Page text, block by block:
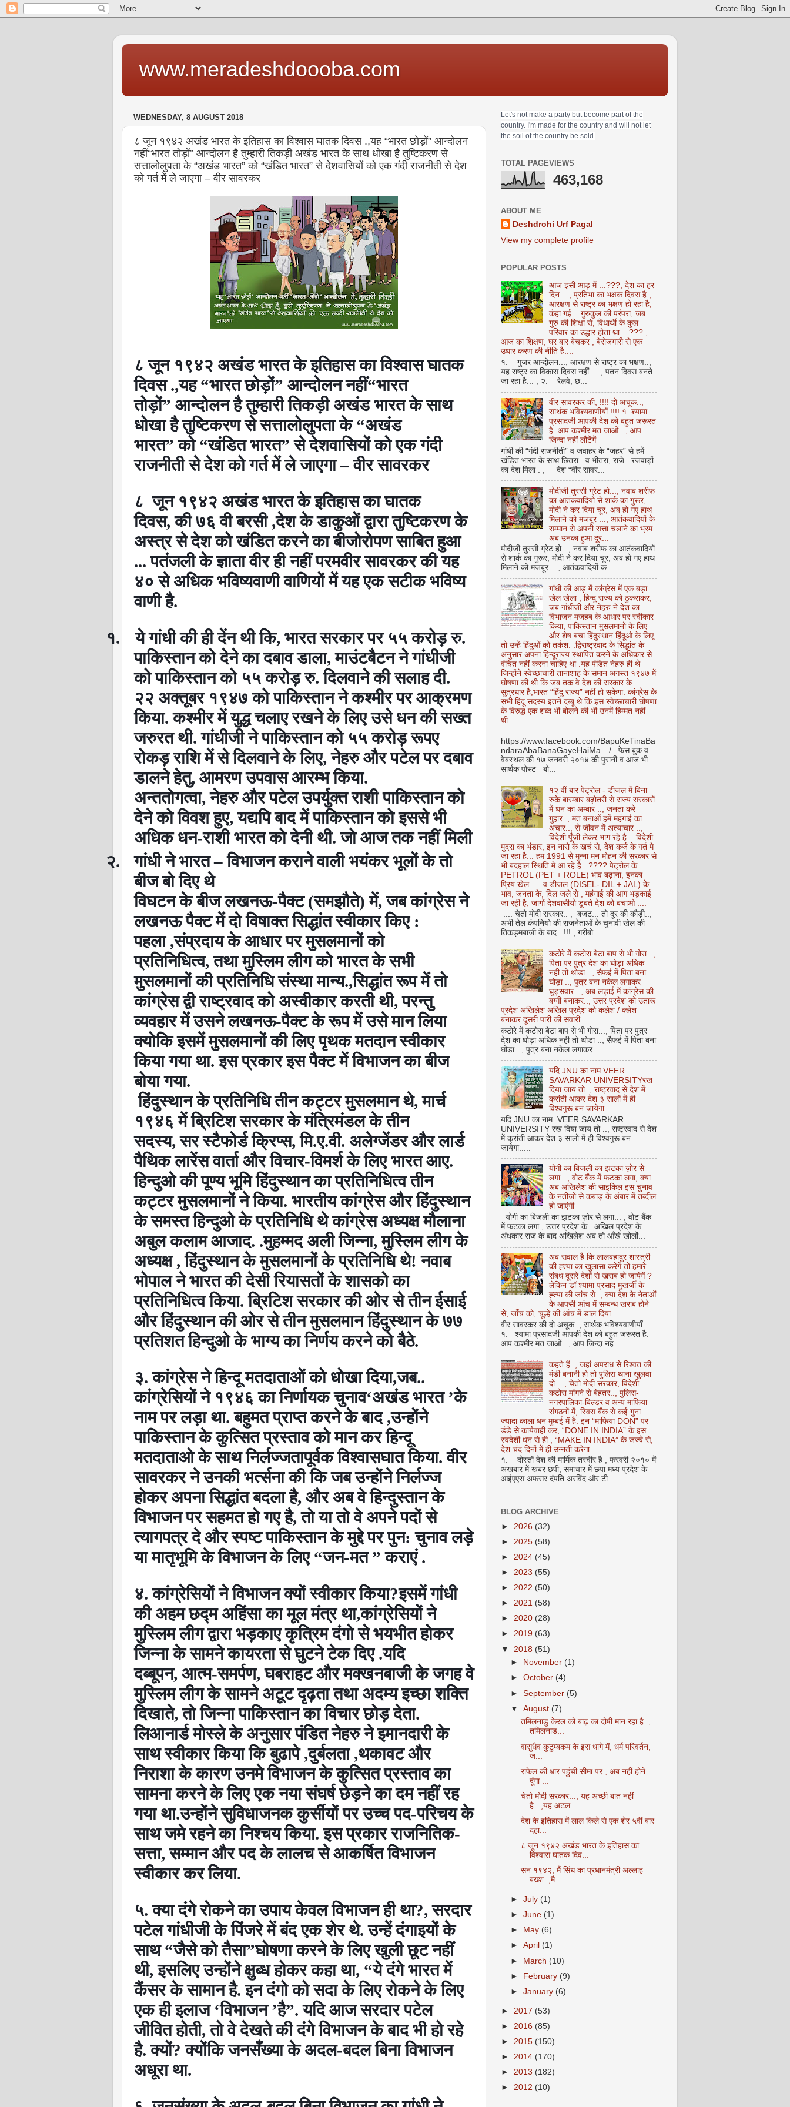
www.meradeshdoooba.com
WEDNESDAY, 8 AUGUST 2018
८ जून १९४२ अखंड भारत के इतिहास का विश्वास घातक दिवस .,यह “भारत छोड़ों” आन्दोलन
नहीं“भारत तोड़ों” आन्दोलन है तुम्हारी तिकड़ी अखंड भारत के साथ धोखा है तुष्टिकरण से
सत्तालोलुपता के “अखंड भारत” को “खंडित भारत” से देशवासियों को एक गंदी राजनीती से देश
को गर्त में ले जाएगा – वीर सावरकर
८ जून १९४२ अखंड भारत के इतिहास का विश्वास घातक
दिवस .,यह“भारत छोड़ों” आन्दोलन नहीं“भारत
तोड़ों” आन्दोलन है तुम्हारी तिकड़ी अखंड भारत के साथ
धोखा है तुष्टिकरण से सत्तालोलुपता के“अखंड
भारत”को“खंडित भारत”से देशवासियों को एक गंदी
राजनीती से देश को गर्त में ले जाएगा–वीर सावरकर
८ जून १९४२ अखंड भारत के इतिहास का घातक
दिवस,की ७६ वी बरसी,देश के डाकुओं द्वारा तुष्टिकरण के
अस्त्र से देश को खंडित करने का बीजोरोपण साबित हुआ
... पतंजली के ज्ञाता वीर ही नहीं परमवीर सावरकर की यह
४० से अधिक भविष्यवाणी वाणियों में यह एक सटीक भविष्य
वाणी है.
१.
ये गांधी की ही देंन थी कि, भारत सरकार पर ५५ करोड़ रु.
पाकिस्तान को देने का दबाव डाला,माउंटबैटन ने गांधीजी
को पाकिस्तान को ५५ करोड़ रु. दिलवाने की सलाह दी.
२२ अक्तूबर १९४७ को पाकिस्तान ने कश्मीर पर आक्रमण
किया. कश्मीर में युद्ध चलाए रखने के लिए उसे धन की सख्त
जरुरत थी. गांधीजी ने पाकिस्तान को ५५ करोड़ रूपए
रोकड़ राशि में से दिलवाने के लिए,नेहरु और पटेल पर दबाव
डालने हेतु, आमरण उपवास आरम्भ किया.
अन्ततोगत्वा,नेहरु और पटेल उपर्युक्त राशी पाकिस्तान को
देने को विवश हुए,यद्यपि बाद में पाकिस्तान को इससे भी
अधिक धन-राशी भारत को देनी थी. जो आज तक नहीं मिली
२.
गांधी ने भारत–विभाजन कराने वाली भयंकर भूलों के तो
बीज बो दिए थे
विघटन के बीज लखनऊ-पैक्ट (समझौते) में,जब कांग्रेस ने
लखनऊ पैक्ट में दो विषाक्त सिद्धांत स्वीकार किए :
पहला,संप्रदाय के आधार पर मुसलमानों को
प्रतिनिधित्व,तथा मुस्लिम लीग को भारत के सभी
मुसलमानों की प्रतिनिधि संस्था मान्य.,सिद्धांत रूप में तो
कांग्रेस द्वी राष्ट्रवाद को अस्वीकार करती थी,परन्तु
व्यवहार में उसने लखनऊ-पैक्ट के रूप में उसे मान लिया
क्योकि इसमें मुसलमानों की लिए पृथक मतदान स्वीकार
किया गया था. इस प्रकार इस पैक्ट में विभाजन का बीज
बोया गया.
हिंदुस्थान के प्रतिनिधि तीन कट्टर मुसलमान थे,मार्च
१९४६ में ब्रिटिश सरकार के मंत्रिमंडल के तीन
सदस्य,सर स्टैफोर्ड क्रिप्स,मि.ए.वी. अलेग्जेंडर और लार्ड
पैथिक लारेंस वार्ता और विचार-विमर्श के लिए भारत आए.
हिन्दुओ की पूण्य भूमि हिंदुस्थान का प्रतिनिधित्व तीन
कट्टर मुसलमानों ने किया. भारतीय कांग्रेस और हिंदुस्थान
के समस्त हिन्दुओ के प्रतिनिधि थे कांग्रेस अध्यक्ष मौलाना
अबुल कलाम आजाद. .मुहम्मद अली जिन्ना,मुस्लिम लीग के
अध्यक्ष,हिंदुस्थान के मुसलमानों के प्रतिनिधि थे! नवाब
भोपाल ने भारत की देसी रियासतों के शासको का
प्रतिनिधित्व किया. ब्रिटिश सरकार की ओर से तीन ईसाई
और हिंदुस्थान की ओर से तीन मुसलमान हिंदुस्थान के ७७
प्रतिशत हिन्दुओ के भाग्य का निर्णय करने को बैठे.
३. कांग्रेस ने हिन्दू मतदाताओं को धोखा दिया,जब..
कांग्रेसियों ने १९४६ का निर्णायक चुनाव‘अखंड भारत’के
नाम पर लड़ा था. बहुमत प्राप्त करने के बाद,उन्होंने
पाकिस्तान के कुत्सित प्रस्ताव को मान कर हिन्दू
मतदाताओ के साथ निर्लज्जतापूर्वक विश्वासघात किया. वीर
सावरकर ने उनकी भर्त्सना की कि जब उन्होंने निर्लज्ज
होकर अपना सिद्धांत बदला है, और अब वे हिन्दुस्तान के
विभाजन पर सहमत हो गए है,तो या तो वे अपने पदों से
त्यागपत्र दे और स्पष्ट पाकिस्तान के मुद्दे पर पुन: चुनाव लड़े
या मातृभूमि के विभाजन के लिए“जन-मत”कराएं .
४. कांग्रेसियों ने विभाजन क्यों स्वीकार किया?इसमें गांधी
की अहम छद्म अहिंसा का मूल मंत्र था,कांग्रेसियों ने
मुस्लिम लीग द्वारा भड़काए कृत्रिम दंगो से भयभीत होकर
जिन्ना के सामने कायरता से घुटने टेक दिए .यदि
दब्बूपन, आत्म-समर्पण,घबराहट और मक्खनबाजी के जगह वे
मुस्लिम लीग के सामने अटूट दृढ़ता तथा अदम्य इच्छा शक्ति
दिखाते,तो जिन्ना पाकिस्तान का विचार छोड़ देता.
लिआनार्ड मोस्ले के अनुसार पंडित नेहरु ने इमानदारी के
साथ स्वीकार किया कि बुढापे,दुर्बलता,थकावट और
निराशा के कारण उनमे विभाजन के कुत्सित प्रस्ताव का
सामना करने के लिए एक नया संघर्ष छेड़ने का दम नहीं रह
गया था.उन्होंने सुविधाजनक कुर्सीयों पर उच्च पद-परिचय के
साथ जमे रहने का निश्चय किया. इस प्रकार राजनितिक-
सत्ता,सम्मान और पद के लालच से आकर्षित विभाजन
स्वीकार कर लिया.
५. क्या दंगे रोकने का उपाय केवल विभाजन ही था?,सरदार
पटेल गांधीजी के पिंजरे में बंद एक शेर थे. उन्हें दंगाइयों के
साथ“जैसे को तैसा”घोषणा करने के लिए खुली छूट नहीं
थी,इसलिए उन्होंने क्षुब्ध होकर कहा था, “ये दंगे भारत में
कैंसर के सामान है. इन दंगो को सदा के लिए रोकने के लिए
एक ही इलाज‘विभाजन’है”.यदि आज सरदार पटेल
जीवित होती,तो वे देखते की दंगे विभाजन के बाद भी हो रहे
है. क्यों?क्योंकि जनसँख्या के अदल-बदल बिना विभाजन
अधूरा था.
Let's not make a party but become part of the
country. I'm made for the country and will not let
the soil of the country be sold.
TOTAL PAGEVIEWS
463,168
ABOUT ME
Deshdrohi Urf Pagal
View my complete profile
POPULAR POSTS
आज इसी आड़ में ...???, देश का हर
दिन ..., प्रतिभा का भक्षक दिवस है ,
आरक्षण से राष्ट्र का भक्षण हो रहा है,
कंहा गई... गुरुकुल की परंपरा, जब
गुरु की शिक्षा से, विधार्थी के कुल
परिवार का उद्धार होता था ...??? ,
आज का शिक्षण, घर बार बेचकर , बेरोजगारी से एक
उधार करण की नीति है....
१. गुजर आन्दोलन..., आरक्षण से राष्ट्र का भक्षण..,
यह राष्ट्र का विकास दिवस नहीं ... , पतन दिवस बनते
जा रहा है... , २. रेलवे, छ...
वीर सावरकर की, !!!! दो अचूक..,
सार्थक भविश्यवाणीयाँ !!!! १. श्यामा
प्रसादजी आपकी देश को बहुत जरूरत
है. आप कश्मीर मत जाओं .., आप
जिन्दा नहीं लौटेंगें
गांधी की “गंदी राजनीती” व जवाहर के “जहर” से हमें
खंडित भारत के साथ छितरा– व भीतरा, राजे –रजवाड़ों
का देश मिला . , देश “वीर सावर...
मोदीजी तुस्सी ग्रेट हो..., नवाब शरीफ
का आतंकवादियों से शार्क का गुरूर,
मोदी ने कर दिया चूर, अब हो गए हाथ
मिलाने को मजबूर ..., आतंकवादियों के
सम्मान से अपनी सत्ता चलाने का भ्रम
अब उनका हुआ दूर...
मोदीजी तुस्सी ग्रेट हो..., नवाब शरीफ का आतंकवादियों
से शार्क का गुरूर, मोदी ने कर दिया चूर, अब हो गए हाथ
मिलाने को मजबूर ..., आतंकवादियों क...
गांधी की आड़ में कांग्रेस में एक बड़ा
खेल खेला , हिन्दू राज्य को ठुकराकर,
जब गांधीजी और नेहरु ने देश का
विभाजन मजहब के आधार पर स्वीकार
किया, पाकिस्तान मुसलमानों के लिए
और शेष बचा हिंदुस्थान हिंदूओ के लिए,
तो उन्हें हिंदूओं को तर्कश: :द्विराष्ट्रवाद के सिद्धांत के
अनुसार अपना हिन्दूराज्य स्थापित करने के अधिकार से
वंचित नहीं करना चाहिए था .यह पंडित नेहरु ही थे
जिन्होंने स्वेच्छाचारी तानाशाह के समान अगस्त १९४७ में
घोषणा की थी कि जब तक वे देश की सरकार के
सूत्रधार है,भारत “हिंदू राज्य” नहीं हो सकेगा. कांग्रेस के
सभी हिंदू सदस्य इतने दब्बू थे कि इस स्वेच्छाचारी घोषणा
के विरुद्ध एक शब्द भी बोलने की भी उनमें हिम्मत नहीं
थी.
https://www.facebook.com/BapuKeTinaBa
ndaraAbaBanaGayeHaiMa…/ फेस बुक व
वेबस्थल की १७ जनवरी २०१४ की पुरानी व आज भी
सार्थक पोस्ट बो...
१२ वीं बार पेट्रोल - डीजल में बिना
रुके बारम्बार बढ़ोतरी से राज्य सरकारों
में धन का अम्बार .., जनता करे
गुहार.., मत बनाओं हमें महंगाई का
अचार.., से जीवन में अत्याचार ..,
विदेशी पूँजी लेकर भाग रहे है... विदेशी
मुद्रा का भंडार, इन नारो के खर्च से, देश कर्ज के गर्त मे
जा रहा है... हम 1991 से मुन्ना मन मोहन की सरकार से
भी बदहाल स्थिति मे आ रहे है...???? पेट्रोल के
PETROL (PET + ROLE) भाव बढ़ाना, इनका
प्रिय खेल .... व डीजल (DISEL- DIL + JAL) के
भाव, जनता के, दिल जले से , महंगाई की आग भड़काई
जा रही है, जागों देशवासीयो डूबते देश को बचाओ ....
.... चेतो मोदी सरकार.. , बजट... तो दूर की कौड़ी..,
अभी तेल कंपनियो की राजनेताओं के चुनावी खेल की
तिकड़मबाजी के बाद !!! , गरीबो...
कटोरे में कटोरा बेटा बाप से भी गोरा...,
पिता पर पुत्र देश का घोड़ा अधिक
नही तो थोडा .., सैफई में पिता बना
घोड़ा .., पुत्र बना नकेल लगाकर
घुड़सवार .., अब लड़ाई में कांग्रेस की
बग्गी बनाकर.., उत्तर प्रदेश को उतारू
प्रदेश अखिलेश अखिल प्रदेश को कलेश / क्लेश
बनाकर दूसरी पारी की सवारी...
कटोरे में कटोरा बेटा बाप से भी गोरा..., पिता पर पुत्र
देश का घोड़ा अधिक नही तो थोडा .., सैफई में पिता बना
घोड़ा .., पुत्र बना नकेल लगाकर ...
यदि JNU का नाम VEER
SAVARKAR UNIVERSITYरख
दिया जाय तो.., राष्ट्रवाद से देश में
क्रांती आकर देश ३ सालों में ही
विश्वगुरू बन जायेगा..
यदि JNU का नाम VEER SAVARKAR
UNIVERSITY रख दिया जाय तो .., राष्ट्रवाद से देश
में क्रांती आकर देश ३ सालों में ही विश्वगुरू बन
जायेगा.....
योगी का बिजली का झटका ज़ोर से
लगा..., वोट बैंक में फटका लगा, क्या
अब अखिलेश की साइकिल इस चुनाव
के नतीजों से कबाड़ के अंबार में तब्दील
हो जाएंगी
योगी का बिजली का झटका ज़ोर से लगा... , वोट बैंक
में फटका लगा , उत्तर प्रदेश के अखिल प्रदेश के
अंधकार राज के बाद अखिलेश अब तो आँखे खोलों...
अब सवाल है कि लालबहादुर शास्त्री
की ह्त्या का खुलासा करेगें तो हमारे
संबध दूसरे देशों से खराब हो जायेगें ?
लेकिन डॉ श्यामा प्रसाद मुखर्जी के
ह्त्या की जांच से.., क्या देश के नेताओं
के आपसी आंच में सम्बन्ध खराब होने
से, जाँच को, चूल्हे की आंच में डाल दिया
वीर सावरकर की दो अचूक.., सार्थक भविश्यवाणीयाँ ...
१. श्यामा प्रसादजी आपकी देश को बहुत जरूरत है.
आप कश्मीर मत जाओं .., आप जिन्दा नह...
कहते हैं.., जहां अपराध से रिश्वत की
मंडी बनानी हो तो पुलिस थाना खुलवा
दों ..., चेतो मोदी सरकार, विदेशी
कटोरा मांगने से बेहतर.., पुलिस-
नगरपालिका-बिल्डर व अन्य माफिया
संगठनों में, स्विस बैंक से कई गुना
ज्यादा काला धन मुम्बई में है. इन “माफिया DON” पर
डंडे से कार्यवाही कर, “DONE IN INDIA” के इस
स्वदेशी धन से ही , “MAKE IN INDIA” के जज्बे से,
देश चंद दिनों में ही उन्नती करेगा...
१. दोस्तों देश की मार्मिक तस्वीर है , फरवरी २०१० में
अखबार में खबर छपी, समाचार में छपा मध्य प्रदेश के
आईएएस अफसर दंपति अरविंद और टी...
BLOG ARCHIVE
► 2026 (32)
► 2025 (58)
► 2024 (45)
► 2023 (55)
► 2022 (50)
► 2021 (58)
► 2020 (28)
► 2019 (63)
▼ 2018 (51)
►
November (1)
►October (4)
►September (5)
▼August (7)
तमिलनाडु केरल को बाढ़ का दोषी मान रहा है..,
तमिलनाड...
वासुधैव कुटुम्बकम के इस धागे में, धर्म परिवर्तन,
ज...
राफेल की धार पहुंची सीमा पर , अब नहीं होने
दूंगा ...
चेतो मोदी सरकार..., यह अच्छी बात नहीं
है...,यह अटल...
देश के इतिहास में लाल किले से एक शेर ५वीं बार
दहा...
८ जून १९४२ अखंड भारत के इतिहास का
विश्वास घातक दिव...
सन १९४२, मैं सिंध का प्रधानमंत्री अल्लाह
बख्श..,मै...
►July (1)
►June (1)
►
May (6)
►April (1)
► March (10)
► February (9)
►January (6)
► 2017 (53)
► 2016 (85)
► 2015 (150)
► 2014 (170)
► 2013 (182)
► 2012 (10)